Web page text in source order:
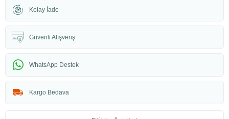
Kolay İade
Güvenli Alışveriş
WhatsApp Destek
Kargo Bedava